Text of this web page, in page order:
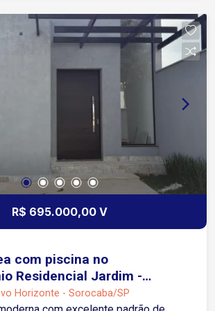
R$ 695.000,00 V
com piscina no
Residencial Jardim -
Horizonte - Sorocaba/SP